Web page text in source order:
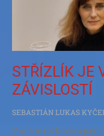
STŘÍZLÍK JE
ZÁVISLOSTÍ
SEBASTIÁN LUKAS
V online rozhovoru